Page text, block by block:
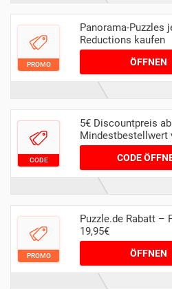
PROMO
Panorama-Puzzles
Reductions kaufen
ÖFFNEN
CODE
5€ Discountpreis
Mindestbestellwert
CODE
PROMO
Puzzle.de Rabatt –
19,95€
ÖFFNEN